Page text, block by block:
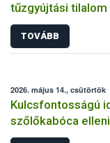
tűzgyújtási tilalom
TOVÁBB
2026. május 14., csütörtök
Kulcsfontosságú
szőlőkabóca